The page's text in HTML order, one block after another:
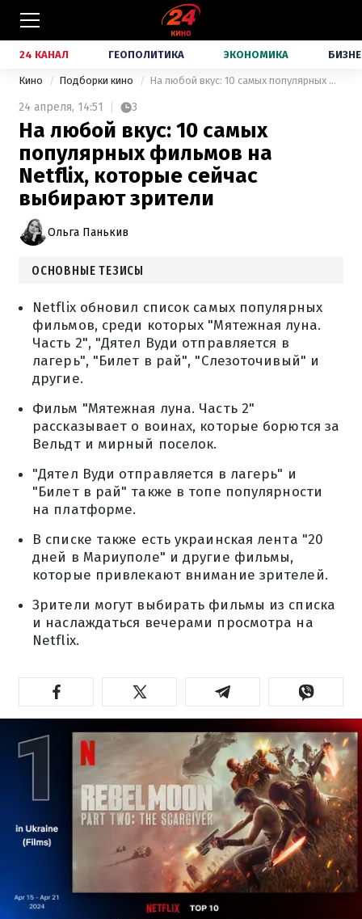
24 КАНАЛ ГЕОПОЛИТИКА ЭКОНОМИКА
Кино Подборки кино На любой вкус: 10 самых популярных фильмов на Netflix, которые сейчас выбирают зрители
24 апреля, 14:51 3
На любой вкус: 10 самых
популярных фильмов на
Netflix, которые сейчас
выбирают зрители
Ольга Панькив
ОСНОВНЫЕ ТЕЗИСЫ
Netflix обновил список самых популярных
фильмов, среди которых "Мятежная луна.
Часть 2", "Дятел Вуди отправляется в
лагерь", "Билет в рай", "Слезоточивый" и
другие.
Фильм "Мятежная луна. Часть 2"
рассказывает о воинах, которые борются за
Вельдт и мирный поселок.
"Дятел Вуди отправляется в лагерь" и
"Билет в рай" также в топе популярности
на платформе.
В списке также есть украинская лента "20
дней в Мариуполе" и другие фильмы,
которые привлекают внимание зрителей.
Зрители могут выбирать фильмы из списка
и наслаждаться вечерами просмотра на
Netflix.